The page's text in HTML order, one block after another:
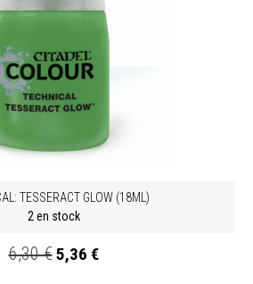
TESSERACT GLOW (18ML)
2 en stock
6,30 €5,36 €